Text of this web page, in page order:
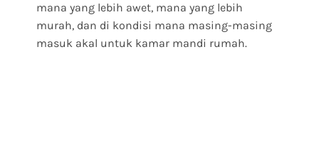
mana yang lebih awet, mana yang lebih
murah, dan di kondisi mana masing-masing
masuk akal untuk kamar mandi rumah.